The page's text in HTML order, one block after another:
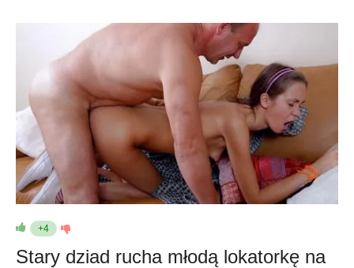
+4
Stary dziad rucha młodą lokatorkę na